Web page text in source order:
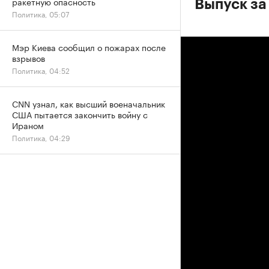
Выпуск
Политика, 05:07
Мэр Киева сообщил о пожарах после
взрывов
Политика, 04:52
CNN узнал, как высший военачальник
США пытается закончить войну с
Ираном
Политика, 04:29